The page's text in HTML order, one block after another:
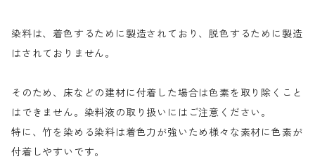
ナ行
ハ行
マ行
粉末顔料
綿・麻を染める染料
絹・羊毛を染める染料
染料は、着色するために製造されており、脱色するために製造
はされておりません。
そのため、床などの建材に付着した場合は色素を取り除くこと
はできません。染料液の取り扱いにはご注意ください。
特に、竹を染める染料は着色力が強いため様々な素材に色素が
付着しやすいです。